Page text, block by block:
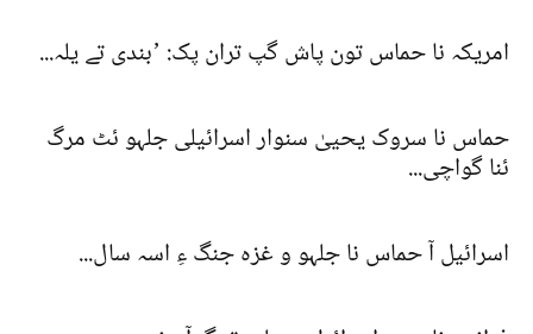
امریکہ نا حماس تون پاش گپ تران پک: ’بندی تے یلہ...
حماس نا سروک یحییٰ سنوار اسرائیلی جلہو ئٹ مرگ
ئنا گواچی...
اسرائیل آ حماس نا جلہو و غزہ جنگ ءِ اسہ سال...